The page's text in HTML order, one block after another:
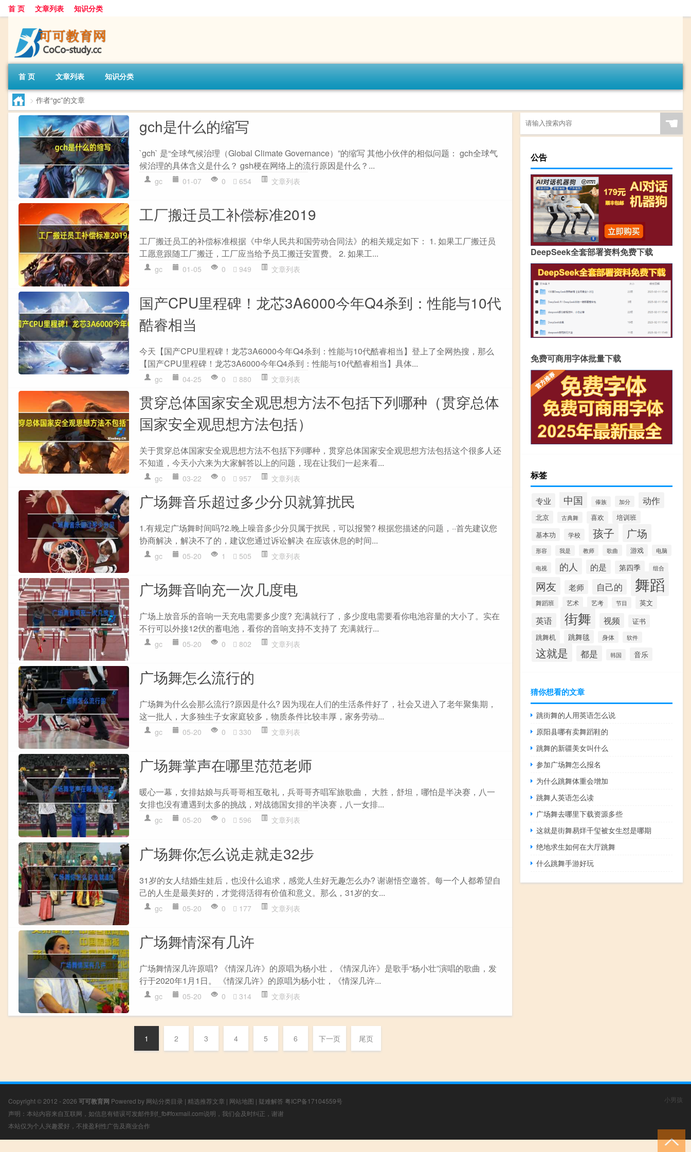
首 页 文章列表 知识分类
首 页 文章列表 知识分类
> 作者“gc”的文章
gch是什么的缩写
`gch` 是“全球气候治理（Global Climate Governance）”的缩写 其他小伙伴的相似问题： gch全球气
候治理的具体含义是什么？ gsh梗在网络上的流行原因是什么？...
gc 01-07 0 654 文章列表
工厂搬迁员工补偿标准2019
工厂搬迁员工的补偿标准根据《中华人民共和国劳动合同法》的相关规定如下： 1. 如果工厂搬迁员
工愿意跟随工厂搬迁，工厂应当给予员工搬迁安置费。 2. 如果工...
gc 01-05 0 949 文章列表
国产CPU里程碑！龙芯3A6000今年Q4杀到：性能与10代
酷睿相当
今天【国产CPU里程碑！龙芯3A6000今年Q4杀到：性能与10代酷睿相当】登上了全网热搜，那么
【国产CPU里程碑！龙芯3A6000今年Q4杀到：性能与10代酷睿相当】具体...
gc 04-25 0 880 文章列表
贯穿总体国家安全观思想方法不包括下列哪种（贯穿总体
国家安全观思想方法包括）
关于贯穿总体国家安全观思想方法不包括下列哪种，贯穿总体国家安全观思想方法包括这个很多人还
不知道，今天小六来为大家解答以上的问题，现在让我们一起来看...
gc 03-22 0 957 文章列表
广场舞音乐超过多少分贝就算扰民
1.有规定广场舞时间吗?2.晚上噪音多少分贝属于扰民，可以报警? 根据您描述的问题，··首先建议您
协商解决，解决不了的，建议您通过诉讼解决 在应该休息的时间...
gc 05-20 1 505 文章列表
广场舞音响充一次几度电
广场上放音乐的音响一天充电需要多少度? 充满就行了，多少度电需要看你电池容量的大小了。实在
不行可以外接12伏的蓄电池，看你的音响支持不支持了 充满就行...
gc 05-20 0 802 文章列表
广场舞怎么流行的
广场舞为什么会那么流行?原因是什么? 因为现在人们的生活条件好了，社会又进入了老年聚集期，
这一批人，大多独生子女家庭较多，物质条件比较丰厚，家务劳动...
gc 05-20 0 330 文章列表
广场舞掌声在哪里范范老师
暖心一幕，女排姑娘与兵哥哥相互敬礼，兵哥哥齐唱军旅歌曲， 大胜，舒坦，哪怕是半决赛，八一
女排也没有遭遇到太多的挑战，对战德国女排的半决赛，八一女排...
gc 05-20 0 596 文章列表
广场舞你怎么说走就走32步
31岁的女人结婚生娃后，也没什么追求，感觉人生好无趣怎么办? 谢谢悟空邀答。每一个人都希望自
己的人生是最美好的，才觉得活得有价值和意义。那么，31岁的女...
gc 05-20 0 177 文章列表
广场舞情深有几许
广场舞情深几许原唱? 《情深几许》的原唱为杨小壮，《情深几许》是歌手“杨小壮”演唱的歌曲，发
行于2020年1月1日。 《情深几许》的原唱为杨小壮，《情深几许...
gc 05-20 0 314 文章列表
1 2 3 4 5 6 下一页 尾页
☚
公告
DeepSeek全套部署资料免费下载
免费可商用字体批量下载
标签
专业 中国 傣族 加分 动作
北京 古典舞 喜欢
培训班
基本功
学校 孩子 广场
形容 我是 教师 歌曲 游戏 电脑
电视 的人 的是 第四季 组合
网友 老师 自己的 舞蹈
舞蹈班 艺术 艺考 节目 英文
英语 街舞 视频
证书
跳舞机
跳舞毯 身体 软件
这就是 都是 韩国 音乐
猜你想看的文章
跳街舞的人用英语怎么说
原阳县哪有卖舞蹈鞋的
跳舞的新疆美女叫什么
参加广场舞怎么报名
为什么跳舞体重会增加
跳舞人英语怎么读
广场舞去哪里下载资源多些
这就是街舞易烊千玺被女生怼是哪期
绝地求生如何在大厅跳舞
什么跳舞手游好玩
Copyright © 2012 - 2026 可可教育网 Powered by 网站分类目录 | 精选推荐文章 | 网站地图 | 疑难解答 粤ICP备17104559号
声明：本站内容来自互联网，如信息有错误可发邮件到f_fb#foxmail.com说明，我们会及时纠正，谢谢
本站仅为个人兴趣爱好，不接盈利性广告及商业合作
小男孩